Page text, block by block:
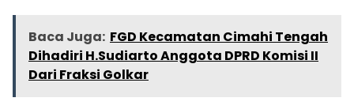
Baca Juga: FGD Kecamatan Cimahi Tengah
Dihadiri H.Sudiarto Anggota DPRD Komisi II
Dari Fraksi Golkar